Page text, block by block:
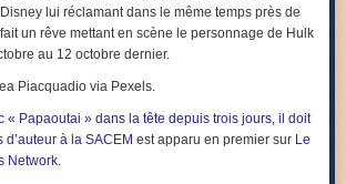
lui réclamant dans le même temps près de
un rêve mettant en scène le personnage de Hulk
au 12 octobre dernier.
Piacquadio via Pexels.
« Papaoutai » dans la tête depuis trois jours, il doit
à la SACEM est apparu en premier sur Le
Network.